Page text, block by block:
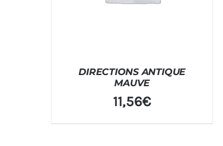
DIRECTIONS ANTIQUE
MAUVE
11,56€